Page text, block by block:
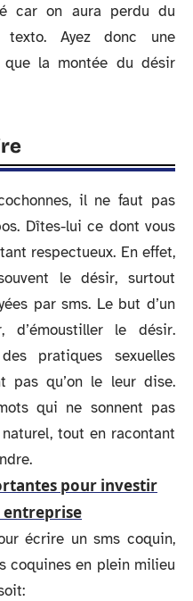
car on aura perdu du
Ayez donc une
que la montée du désir
il ne faut pas
Dîtes-lui ce dont vous
respectueux. En effet,
le désir, surtout
par sms. Le but d’un
d’émoustiller le désir.
pratiques sexuelles
pas qu’on le leur dise.
qui ne sonnent pas
tout en racontant
pour investir
écrire un sms coquin,
coquines en plein milieu